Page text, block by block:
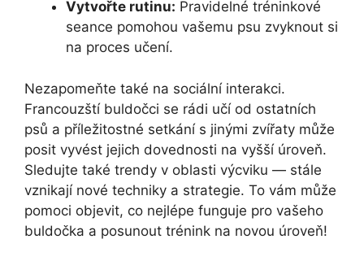
Vytvořte rutinu: Pravidelné tréninkové
seance pomohou vašemu psu zvyknout si
na proces učení.
Nezapomeňte také na sociální interakci.
Francouzští buldočci se rádi učí od ostatních
psů a příležitostné setkání s jinými zvířaty může
posit vyvést jejich dovednosti na vyšší úroveň.
Sledujte také trendy v oblasti výcviku — stále
vznikají nové techniky a strategie. To vám může
pomoci objevit, co nejlépe funguje pro vašeho
buldočka a posunout trénink na novou úroveň!